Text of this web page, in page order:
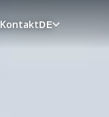
KontaktDE